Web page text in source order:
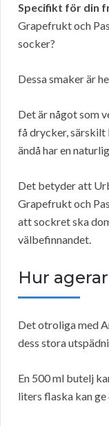
Specifikt för din
Grapefrukt och
socker?
Dessa smaker är
Det är något som
få drycker, särskilt
ändå har en
Det betyder att
Grapefrukt och
att sockret ska
välbefinnandet.
Hur
Det otroliga med
dess stora
En 500 ml butelj
liters flaska kan